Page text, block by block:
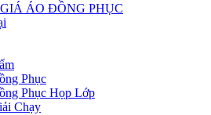
ÁO ĐỒNG PHỤC
Phục
Phục Họp Lớp
Chạy